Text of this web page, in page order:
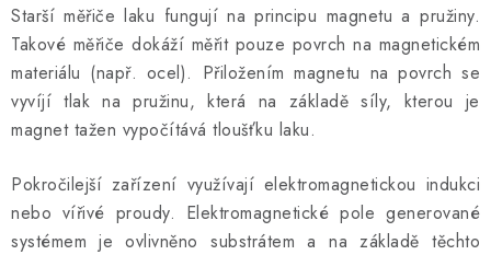
Starší měřiče laku fungují na principu magnetu a pružiny.
Takové měřiče dokáží měřit pouze povrch na magnetickém
materiálu (např. ocel). Přiložením magnetu na povrch se
vyvíjí tlak na pružinu, která na základě síly, kterou je
magnet tažen vypočítává tloušťku laku.
Pokročilejší zařízení využívají elektromagnetickou indukci
nebo vířivé proudy. Elektromagnetické pole generované
systémem je ovlivněno substrátem a na základě těchto